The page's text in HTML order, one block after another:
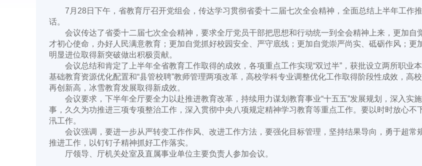
7月28日下午，省教育厅召开党组会，传达学习贯彻省委十二届七次全会精神，全面总结上半年工作
话。
会议传达了省委十二届七次全会精神，要求全厅党员干部把思想和行动统一到全会精神上来，更加自
才初心使命，办好人民满意教育；更加自觉抓好校园安全、严守底线；更加自觉崇严尚实、砥砺作风；
明显进位取得新突破做出积极贡献。
会议总结和肯定了上半年全省教育工作取得的成效，各项重点工作实现“双过半”，获批设立两所职业
基础教育资源优化配置和“县管校聘”教师管理两项改革，高校学科专业调整优化工作取得阶段性成效，高
再创新高，冰雪教育发展取得新成效。
会议要求，下半年全厅要全力以赴推进教育改革，持续用力谋划教育事业“十五五”发展规划，深入实
事，久久为功推进三项专项整治工作，深入贯彻中央八项规定精神学习教育等重点工作。要以时时放心
汛工作。
会议强调，要进一步从严转变工作作风、改进工作方法，要强化目标管理，坚持结果导向，勇于超常
推进工作，以钉钉子精神抓好工作落实。
厅领导、厅机关处室及直属事业单位主要负责人参加会议。